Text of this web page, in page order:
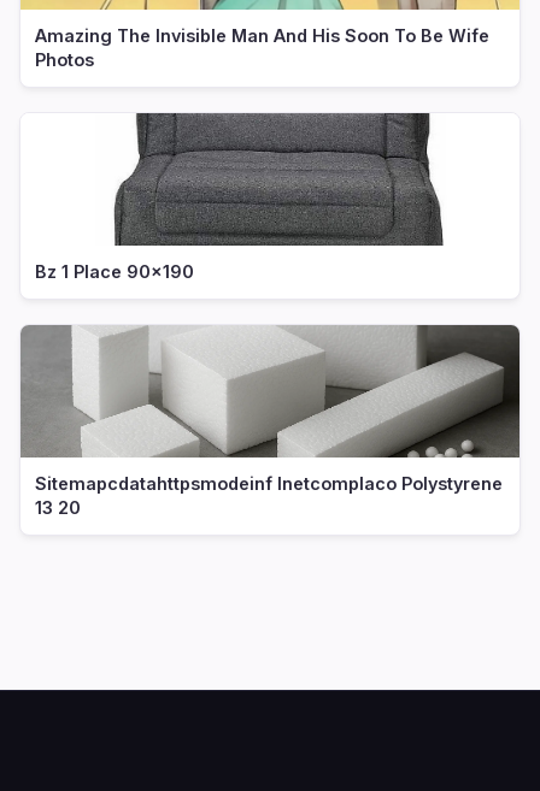
Amazing The Invisible Man And His Soon To Be Wife
Photos
Bz 1 Place 90x190
Sitemapcdatahttpsmodeinf Inetcomplaco Polystyrene
13 20